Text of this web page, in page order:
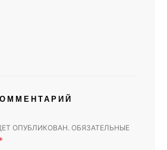
ОПУБЛИКОВАН. ОБЯЗАТЕЛЬНЫЕ